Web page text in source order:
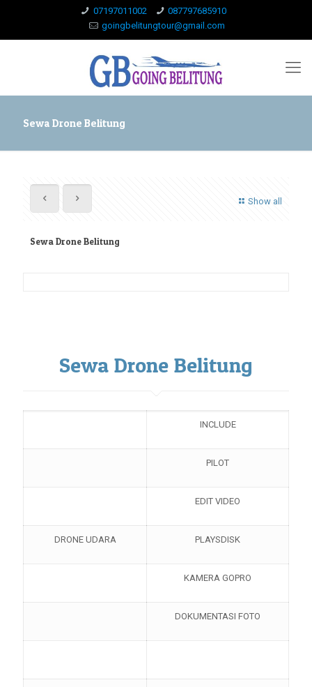
07197011002
087797685910
goingbelitungtour@gmail.com
Sewa Drone Belitung
Show all
Sewa Drone Belitung
Sewa Drone Belitung
INCLUDE
PILOT
EDIT VIDEO
DRONE UDARA PLAYSDISK
KAMERA GOPRO
DOKUMENTASI FOTO